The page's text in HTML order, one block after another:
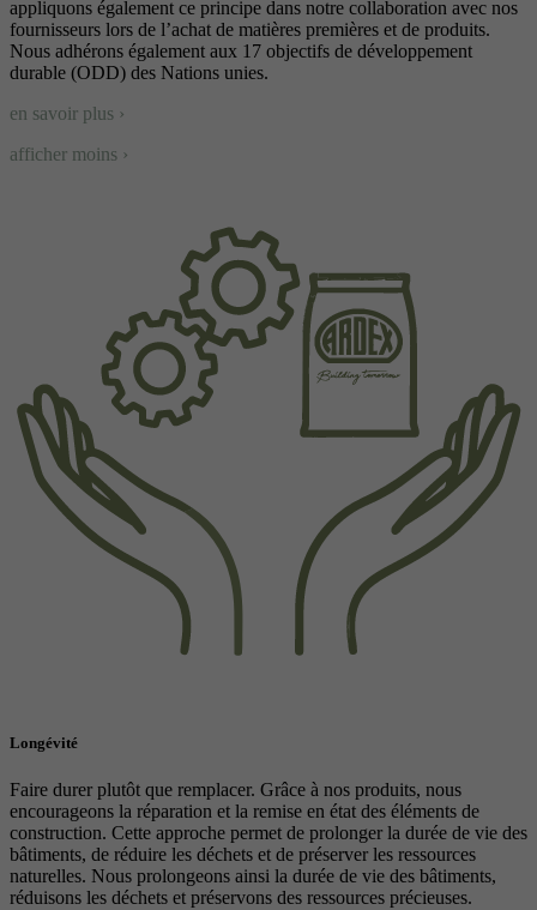
appliquons également ce principe dans notre collaboration avec nos
fournisseurs lors de l’achat de matières premières et de produits.
Nous adhérons également aux 17 objectifs de développement
durable (ODD) des Nations unies.
en savoir plus ›
afficher moins ›
Longévité
Faire durer plutôt que remplacer. Grâce à nos produits, nous
encourageons la réparation et la remise en état des éléments de
construction. Cette approche permet de prolonger la durée de vie des
bâtiments, de réduire les déchets et de préserver les ressources
naturelles. Nous prolongeons ainsi la durée de vie des bâtiments,
réduisons les déchets et préservons des ressources précieuses.